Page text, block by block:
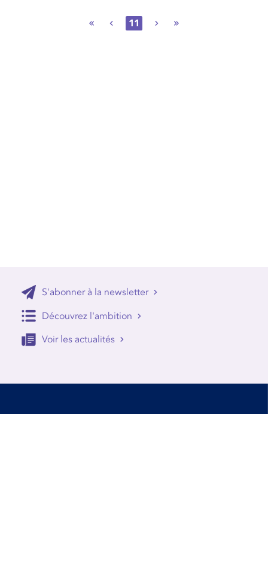
11
S'abonner à la newsletter
Découvrez l'ambition
Voir les actualités